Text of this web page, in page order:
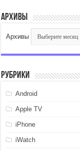
Архивы
Архивы
Рубрики
Android
Apple TV
iPhone
iWatch